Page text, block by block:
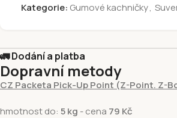
Kategorie: Gumové kachničky,
🚛 Dodání a platba
Dopravní metody
CZ Packeta Pick-Up Point (Z-Point. Z-
hmotnost do: 5 kg - cena 79 Kč